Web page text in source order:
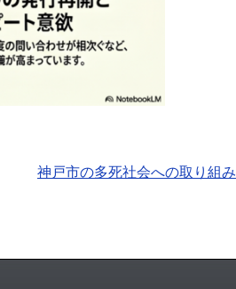
神戸市の多死社会への取り組み